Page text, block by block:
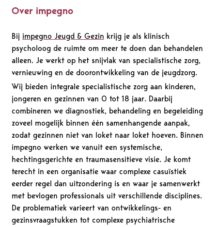
Over impegno
Bij impegno Jeugd & Gezin krijg je als klinisch
psycholoog de ruimte om meer te doen dan behandelen
alleen. Je werkt op het snijvlak van specialistische zorg,
vernieuwing en de doorontwikkeling van de jeugdzorg.
Wij bieden integrale specialistische zorg aan kinderen,
jongeren en gezinnen van 0 tot 18 jaar. Daarbij
combineren we diagnostiek, behandeling en begeleiding
zoveel mogelijk binnen één samenhangende aanpak,
zodat gezinnen niet van loket naar loket hoeven. Binnen
impegno werken we vanuit een systemische,
hechtingsgerichte en traumasensitieve visie. Je komt
terecht in een organisatie waar complexe casuïstiek
eerder regel dan uitzondering is en waar je samenwerkt
met bevlogen professionals uit verschillende disciplines.
De problematiek varieert van ontwikkelings- en
gezinsvraagstukken tot complexe psychiatrische